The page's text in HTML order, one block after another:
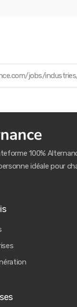
100%
idéale pour